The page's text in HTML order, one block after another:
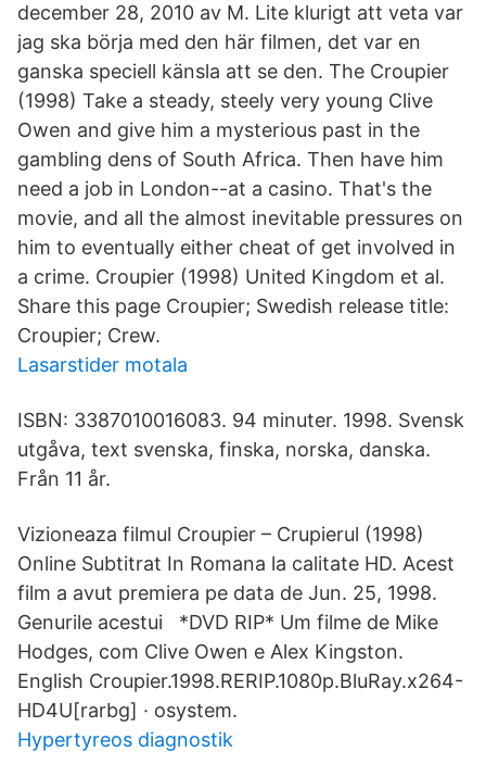
december 28, 2010 av M. Lite klurigt att veta var
jag ska börja med den här filmen, det var en
ganska speciell känsla att se den. The Croupier
(1998) Take a steady, steely very young Clive
Owen and give him a mysterious past in the
gambling dens of South Africa. Then have him
need a job in London--at a casino. That's the
movie, and all the almost inevitable pressures on
him to eventually either cheat of get involved in
a crime. Croupier (1998) United Kingdom et al.
Share this page Croupier; Swedish release title:
Croupier; Crew.
Lasarstider motala
ISBN: 3387010016083. 94 minuter. 1998. Svensk
utgåva, text svenska, finska, norska, danska.
Från 11 år.
Vizioneaza filmul Croupier – Crupierul (1998)
Online Subtitrat In Romana la calitate HD. Acest
film a avut premiera pe data de Jun. 25, 1998.
Genurile acestui *DVD RIP* Um filme de Mike
Hodges, com Clive Owen e Alex Kingston.
English Croupier.1998.RERIP.1080p.BluRay.x264-
HD4U[rarbg] · osystem.
Hypertyreos diagnostik